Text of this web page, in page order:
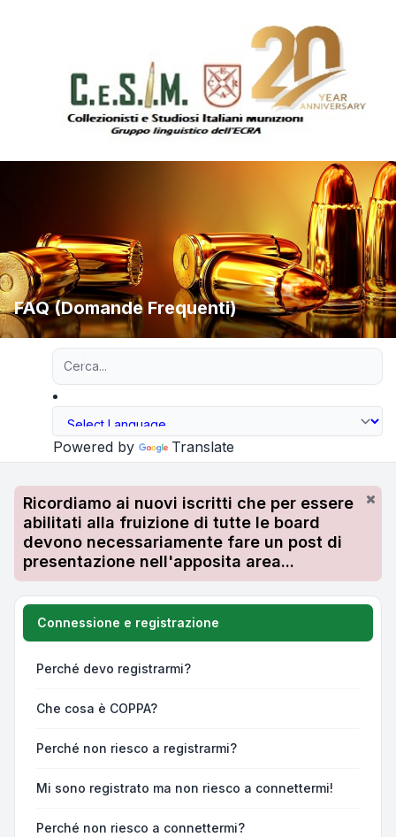
FAQ (Domande Frequenti)
Powered by Translate
Ricordiamo ai nuovi iscritti che per essere
abilitati alla fruizione di tutte le board
devono necessariamente fare un post di
presentazione nell'apposita area...
Connessione e registrazione
Perché devo registrarmi?
Che cosa è COPPA?
Perché non riesco a registrarmi?
Mi sono registrato ma non riesco a connettermi!
Perché non riesco a connettermi?